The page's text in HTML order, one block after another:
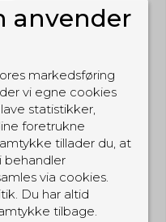
anvender
markedsføring
vi egne cookies
statistikker,
foretrukne
tillader du, at
behandler
via cookies.
Du har altid
tilbage.